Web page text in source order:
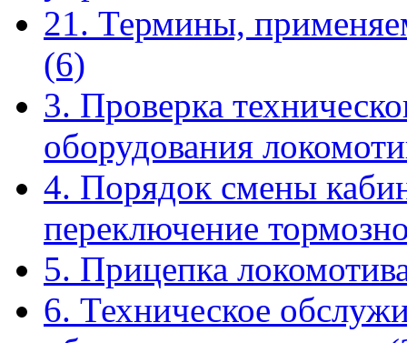
21. Термины,
(6)
3. Проверка
оборудования
4. Порядок смены
переключение
5. Прицепка
6. Техническое